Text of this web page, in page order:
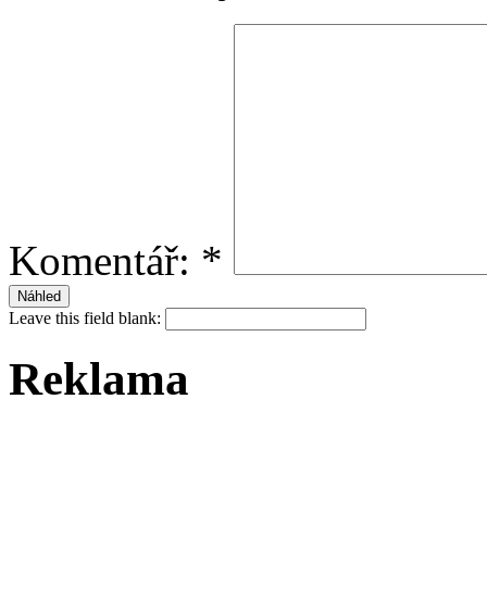
Komentář: *
Leave this field blank:
Reklama